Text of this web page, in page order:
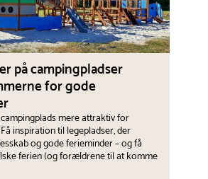
på campingpladser
for gode
mere attraktiv for
inspiration til legepladser, der
og gode ferieminder – og få
ferien (og forældrene til at komme